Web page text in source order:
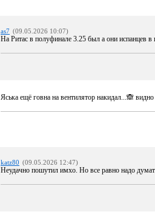
as7 (09.05.2026 10:07)
На Ритас в полуфинале 3.25 был а они испанцев в
Яська ещё говна на вентилятор накидал...🙈
katz80 (09.05.2026 12:47)
Неудачно пошутил имхо. Но все равно надо